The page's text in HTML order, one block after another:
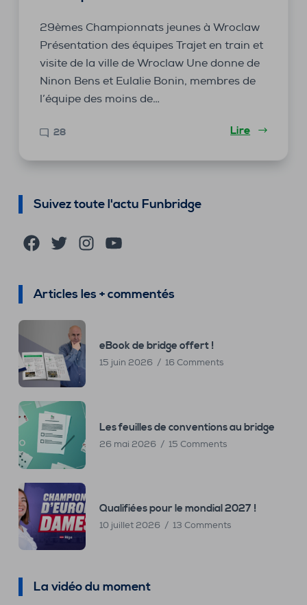
29èmes Championnats jeunes à Wroclaw
Présentation des équipes Trajet en train et
visite de la ville de Wroclaw Une donne de
Ninon Bens et Eulalie Bonin, membres de
l’équipe des moins de…
28 Lire
Suivez toute l'actu Funbridge
FacebookTwitterInstagramYouTube
Articles les + commentés
eBook de bridge offert !
15 juin 2026 16 Comments
Les feuilles de conventions au bridge
26 mai 2026 15 Comments
Qualifiées pour le mondial 2027 !
10 juillet 2026 13 Comments
La vidéo du moment